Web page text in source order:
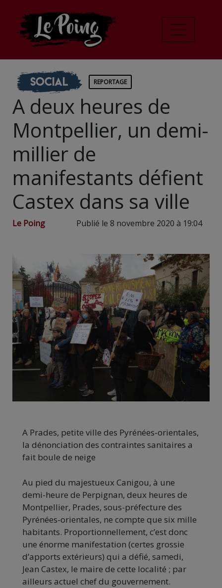
Social REPORTAGE
A deux heures de
Montpellier, un demi-
millier de
manifestants défient
Castex dans sa ville
Le Poing Publié le 8 novembre 2020 à 19:04
A Prades, petite ville des Pyrénées-orientales,
la dénonciation des contraintes sanitaires a
fait boule de neige
Au pied du majestueux Canigou, à une
demi-heure de Perpignan, deux heures de
Montpellier, Prades, sous-préfecture des
Pyrénées-orientales, ne compte que six mille
habitants. Proportionnellement, c’est donc
une énorme manifestation (certes grossie
d’apports extérieurs) qui a défié, samedi,
Jean Castex, le maire de cette localité ; par
ailleurs actuel chef du gouvernement.